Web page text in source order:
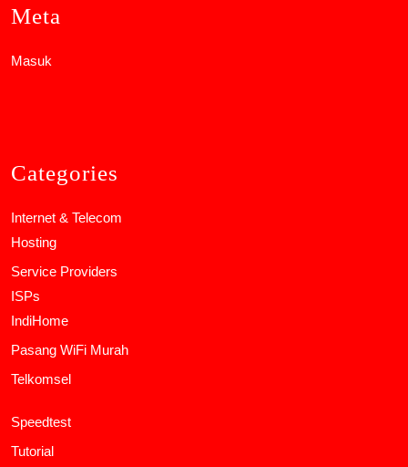
Meta
Masuk
Categories
Internet & Telecom
Hosting
Service Providers
ISPs
IndiHome
Pasang WiFi Murah
Telkomsel
Speedtest
Tutorial